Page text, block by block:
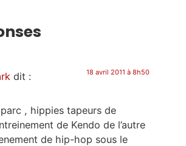
dit : 18 avril 2011 à 8h50
parc , hippies tapeurs de
de Kendo de l’autre
de hip-hop sous le